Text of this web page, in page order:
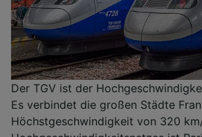
Der TGV ist der
Es verbindet die großen Städte
Höchstgeschwindigkeit von 320